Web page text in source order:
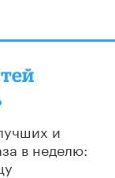
и
в неделю: